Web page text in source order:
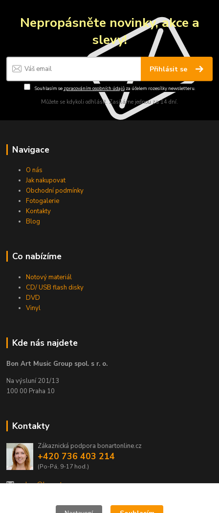
Nepropásněte novinky, akce a
slevy!
Přihlásit se
Souhlasím se zpracováním osobních údajůza účelem rozesílky newsletteru.
Můžete se kdykoli odhlásit. Zasíláme jednou za 14 dní.
Navigace
O nás
Jak nakupovat
Obchodní podmínky
Fotogalerie
Kontakty
Blog
Co nabízíme
Notový materiál
CD/ USB flash disky
DVD
Vinyl
Kde nás najdete
Bon Art Music Group spol. s r. o.
Na výsluní 201/13
100 00 Praha 10
Kontakty
Zákaznická podpora bonartonline.cz
+420 736 403 214
(Po-Pá, 9-17 hod.)
eshop@bonart.cz